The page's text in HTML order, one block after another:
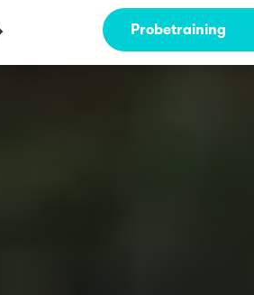
Probetraining